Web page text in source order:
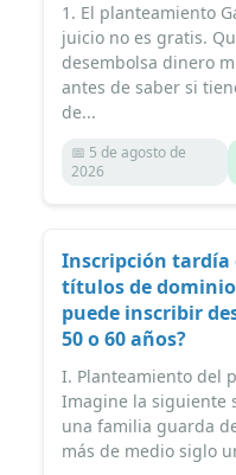
1. El planteamiento
juicio no es gratis.
desembolsa dinero
antes de saber si
de...
📅 5 de agosto de
2026
Inscripción tardía
títulos de
puede inscribir
50 o 60 años?
I. Planteamiento del
Imagine la siguiente
una familia guarda
más de medio siglo